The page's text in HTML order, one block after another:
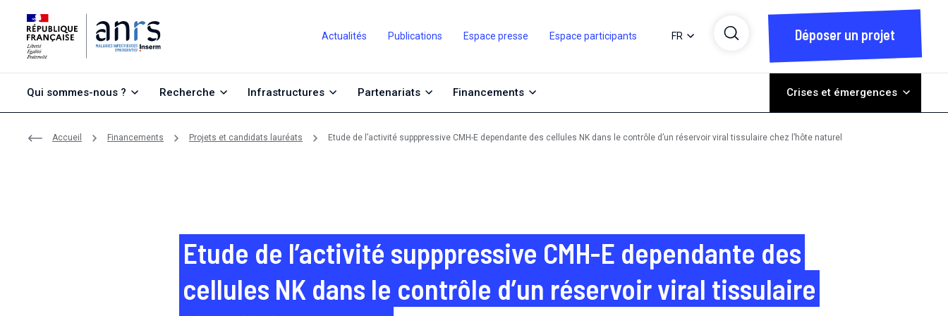
Actualités Publications Espace presse Espace participants FR Déposer un projet
Qui sommes-nous ? Recherche Infrastructures Partenariats Financements Crises et émergences
Accueil Financements Projets et candidats lauréats Etude de l’activité supppressive CMH-E dependante des cellules NK dans le contrôle d’un réservoir viral tissulaire chez l’hôte naturel
Etude de l’activité supppressive CMH-E dependante des
cellules NK dans le contrôle d’un réservoir viral tissulaire